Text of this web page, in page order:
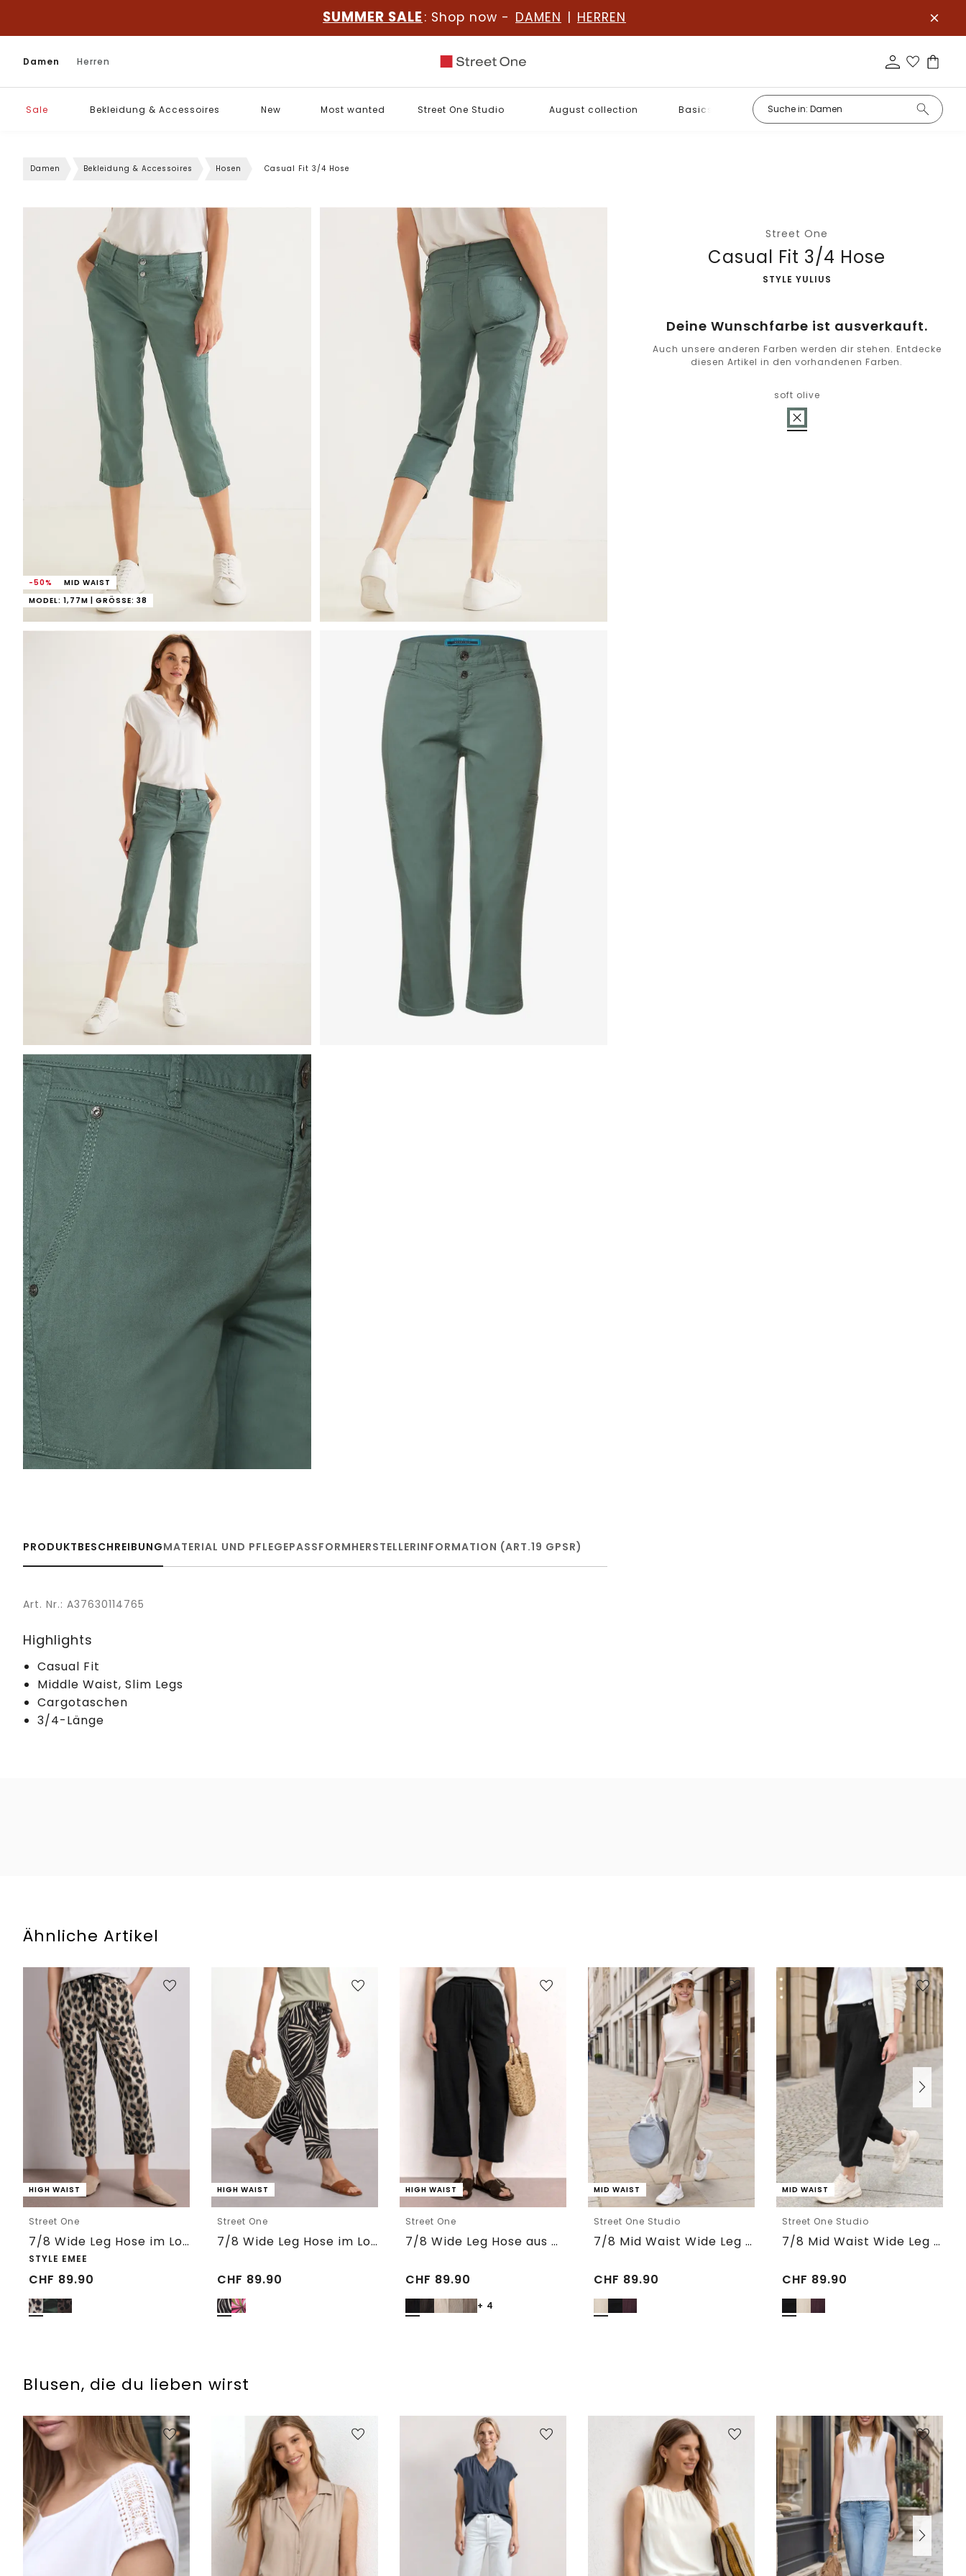
SUMMER SALE : Shop now - DAMEN | HERREN
Damen Herren
Sale Bekleidung & Accessoires New Most wanted Street One Studio August collection Basics
Damen Bekleidung & Accessoires Hosen Casual Fit 3/4 Hose
-50%
MID WAIST
MODEL: 1,77M | GRÖSSE: 38
Street One
Casual Fit 3/4 Hose
-
STYLE YULIUS
Deine Wunschfarbe ist ausverkauft.
Auch unsere anderen Farben werden dir stehen. Entdecke
diesen Artikel in den vorhandenen Farben.
soft olive
PRODUKTBESCHREIBUNGMATERIAL UND PFLEGEPASSFORMHERSTELLERINFORMATION (ART.19 GPSR)
Art. Nr.: A37630114765
Highlights
Casual Fit
Middle Waist, Slim Legs
Cargotaschen
3/4-Länge
Ähnliche Artikel
HIGH WAIST
Street One
7/8 Wide Leg Hose im Loose Fit mit Print
STYLE EMEE
CHF 89.90
HIGH WAIST
Street One
7/8 Wide Leg Hose im Loose Fit
CHF 89.90
HIGH WAIST
Street One
7/8 Wide Leg Hose aus Musselin im Loose Fit
CHF 89.90
+ 4
MID WAIST
Street One Studio
7/8 Mid Waist Wide Leg Hose im Leinen-Look
CHF 89.90
MID WAIST
Street One Studio
7/8 Mid Waist Wide Leg Hose im Leinen-Look
CHF 89.90
Blusen, die du lieben wirst